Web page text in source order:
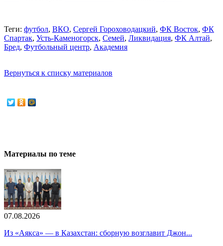
Теги: футбол, ВКО, Сергей Гороховодацкий, ФК Восток, ФК
Спартак, Усть-Каменогорск, Семей, Ликвидация, ФК Алтай,
Бред, Футбольный центр, Академия
Вернуться к списку материалов
Материалы по теме
07.08.2026
Из «Аякса» — в Казахстан: сборную возглавит Джон...